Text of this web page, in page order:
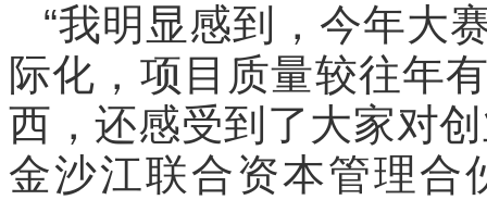
“我明显感到，今年大
际化，项目质量较往年
西，还感受到了大家对
金沙江联合资本管理合